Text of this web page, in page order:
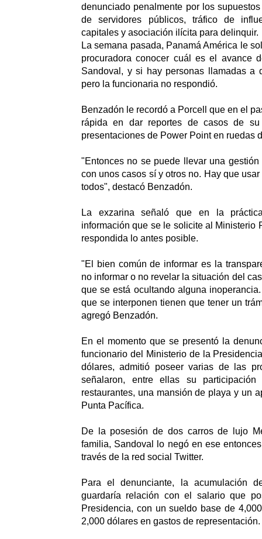
denunciado penalmente por los
de servidores públicos, tráfico de
capitales y asociación ilícita para delinquir.
La semana pasada, Panamá América le
procuradora conocer cuál es el avance
Sandoval, y si hay personas llamadas a
pero la funcionaria no respondió.
Benzadón le recordó a Porcell que en el
rápida en dar reportes de casos de
presentaciones de Power Point en ruedas
"Entonces no se puede llevar una
con unos casos sí y otros no. Hay que
todos", destacó Benzadón.
La exzarina señaló que en la
información que se le solicite al Ministerio
respondida lo antes posible.
"El bien común de informar es la
no informar o no revelar la situación del
que se está ocultando alguna
que se interponen tienen que tener un
agregó Benzadón.
En el momento que se presentó la
funcionario del Ministerio de la
dólares, admitió poseer varias de las
señalaron, entre ellas su
restaurantes, una mansión de playa y un
Punta Pacífica.
De la posesión de dos carros de lujo
familia, Sandoval lo negó en ese
través de la red social Twitter.
Para el denunciante, la acumulación
guardaría relación con el salario que
Presidencia, con un sueldo base de
2,000 dólares en gastos de representación.